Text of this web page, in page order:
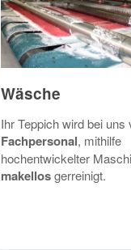
Wäsche
Ihr Teppich wird bei uns
Fachpersonal, mithilfe
hochentwickelter
makellosgerreinigt.